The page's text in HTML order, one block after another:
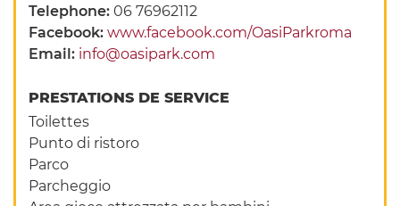
Telephone:06 76962112
Facebook:www.facebook.com/OasiParkroma
Email: info@oasipark.com
PRESTATIONS DE SERVICE
Toilettes
Punto di ristoro
Parco
Parcheggio